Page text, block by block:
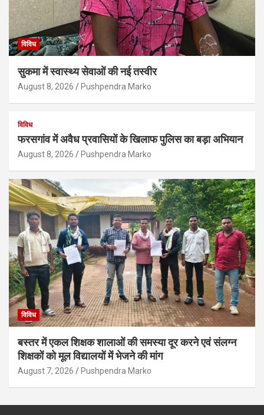
विविध
सुकमा में स्वास्थ्य सेवाओं की नई तस्वीर
August 8, 2026 Pushpendra Marko
विविध
फरसगांव में अवैध प्रवासियों के खिलाफ पुलिस का बड़ा अभियान
August 8, 2026 Pushpendra Marko
विविध
बस्तर में एकल शिक्षक शालाओं की समस्या दूर करने एवं संलग्न
शिक्षकों को मूल विद्यालयों में भेजने की मांग
August 7, 2026 Pushpendra Marko